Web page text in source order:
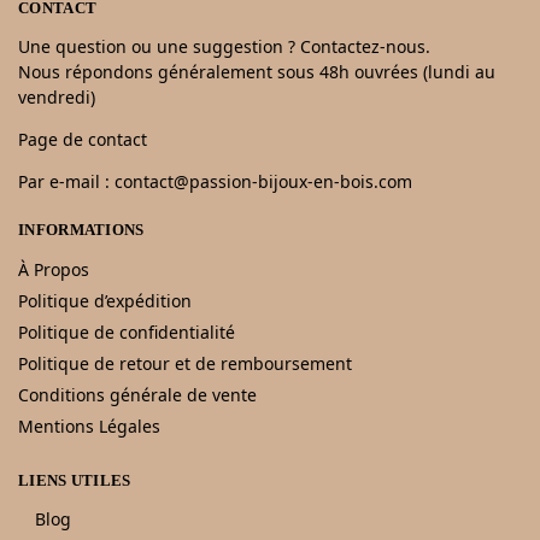
CONTACT
Une question ou une suggestion ? Contactez-nous.
Nous répondons généralement sous 48h ouvrées (lundi au
vendredi)
Page de contact
Par e-mail : contact@passion-bijoux-en-bois.com
INFORMATIONS
À Propos
Politique d’expédition
Politique de confidentialité
Politique de retour et de remboursement
Conditions générale de vente
Mentions Légales
LIENS UTILES
Blog